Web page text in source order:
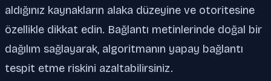
aldığınız kaynakların alaka düzeyine ve otoritesine
özellikle dikkat edin. Bağlantı metinlerinde doğal bir
dağılım sağlayarak, algoritmanın yapay bağlantı
tespit etme riskini azaltabilirsiniz.